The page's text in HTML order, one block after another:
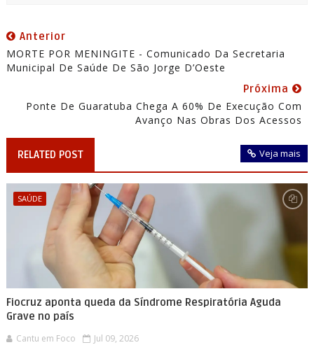
Anterior
MORTE POR MENINGITE - Comunicado Da Secretaria
Municipal De Saúde De São Jorge D’Oeste
Próxima
Ponte De Guaratuba Chega A 60% De Execução Com
Avanço Nas Obras Dos Acessos
RELATED POST Veja mais
SAÚDE
Fiocruz aponta queda da Síndrome Respiratória Aguda
Grave no país
Cantu em Foco Jul 09, 2026